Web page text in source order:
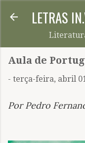
Pular
LETRAS
Aula de
- terça-feira, abril
Por Pedro